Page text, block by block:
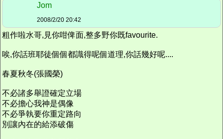
Jom
2008/2/20 20:42
粗作啦水哥,見你咁俾面,整多野你既favourite.
唉,你話班耶徒個個都識得呢個道理,你話幾好呢....
春夏秋冬(張國榮)
不必諸多舉證確定立場
不必擔心我神是偶像
不必爭執要你重定路向
別讓內在的給添破傷